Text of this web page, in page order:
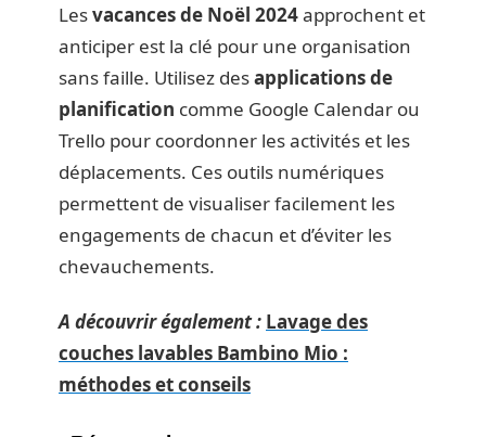
Lesvacances de Noël 2024approchent et
anticiper est la clé pour une organisation
sans faille. Utilisez desapplications de
planification comme Google Calendar ou
Trello pour coordonner les activités et les
déplacements. Ces outils numériques
permettent de visualiser facilement les
engagements de chacun et d’éviter les
chevauchements.
A découvrir également : Lavage des
couches lavables Bambino Mio :
méthodes et conseils